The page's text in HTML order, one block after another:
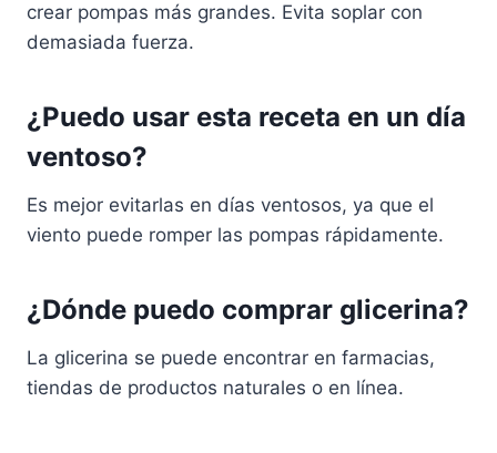
crear pompas más grandes. Evita soplar con
demasiada fuerza.
¿Puedo usar esta receta en un día
ventoso?
Es mejor evitarlas en días ventosos, ya que el
viento puede romper las pompas rápidamente.
¿Dónde puedo comprar glicerina?
La glicerina se puede encontrar en farmacias,
tiendas de productos naturales o en línea.